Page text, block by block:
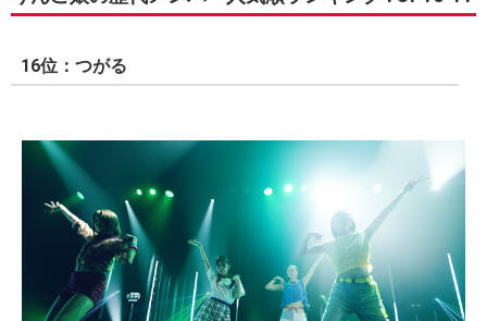
16位：つがる